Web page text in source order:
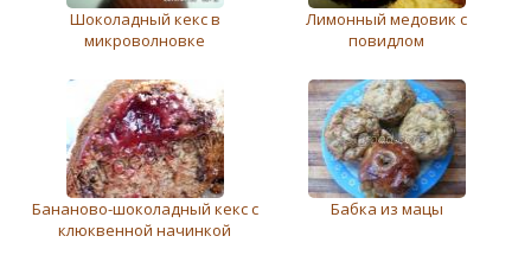
Шоколадный кекс в
микроволновке
Лимонный медовик с
повидлом
Бананово-шоколадный кекс с
клюквенной начинкой
Бабка из мацы